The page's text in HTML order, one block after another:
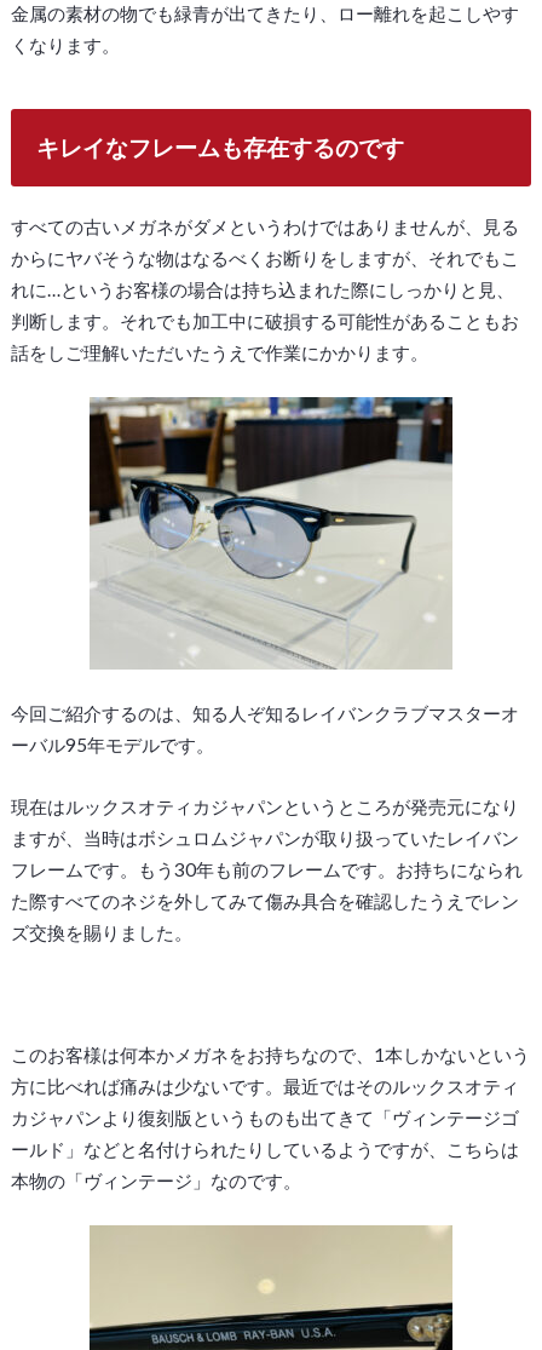
金属の素材の物でも緑青が出てきたり、ロー離れを起こしやす
くなります。
キレイなフレームも存在するのです
すべての古いメガネがダメというわけではありませんが、見る
からにヤバそうな物はなるべくお断りをしますが、それでもこ
れに…というお客様の場合は持ち込まれた際にしっかりと見、
判断します。それでも加工中に破損する可能性があることもお
話をしご理解いただいたうえで作業にかかります。
今回ご紹介するのは、知る人ぞ知るレイバンクラブマスターオ
ーバル95年モデルです。
現在はルックスオティカジャパンというところが発売元になり
ますが、当時はボシュロムジャパンが取り扱っていたレイバン
フレームです。もう30年も前のフレームです。お持ちになられ
た際すべてのネジを外してみて傷み具合を確認したうえでレン
ズ交換を賜りました。
このお客様は何本かメガネをお持ちなので、1本しかないという
方に比べれば痛みは少ないです。最近ではそのルックスオティ
カジャパンより復刻版というものも出てきて「ヴィンテージゴ
ールド」などと名付けられたりしているようですが、こちらは
本物の「ヴィンテージ」なのです。